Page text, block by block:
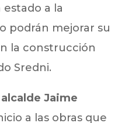
a la
podrán mejorar su
la construcción
Sredni.
alcalde Jaime
a las obras que